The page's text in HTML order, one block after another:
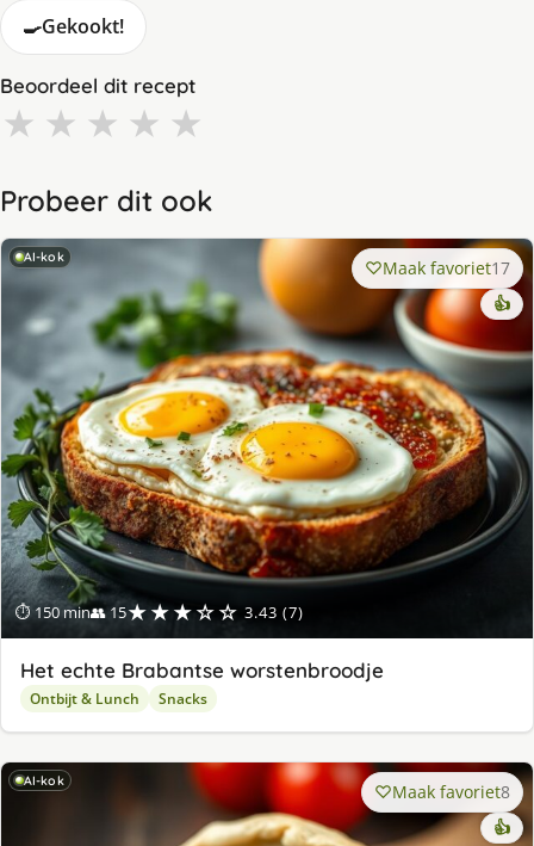
🍳Gekookt!
Beoordeel dit recept
★ ★ ★ ★ ★
Probeer dit ook
AI-kok
⏱ 150 min👥 15★★★☆☆ 3.43 (7)
Maak favoriet17
👍
Het echte Brabantse worstenbroodje
Ontbijt & Lunch Snacks
AI-kok Maak favoriet8
👍